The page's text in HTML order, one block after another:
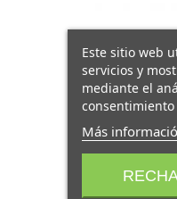
Este sitio web
servicios y
mediante el
Más